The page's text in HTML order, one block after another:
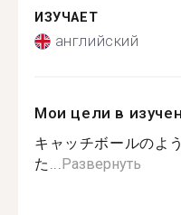
ИЗУЧАЕТ
английский
Мои цели в
キャッチボールのよ
た...Развернуть